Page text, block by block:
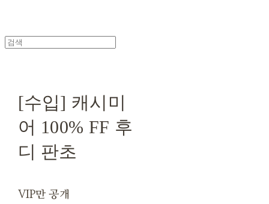
[수입] 캐시미
어 100% FF 후
디 판초
VIP만 공개